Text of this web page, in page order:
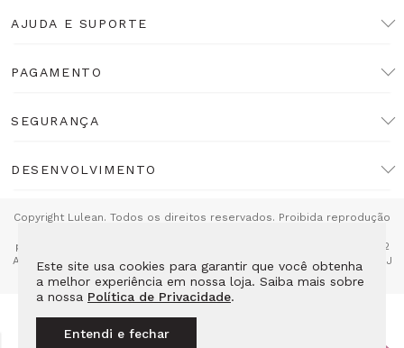
Este site usa cookies para garantir que você obtenha
a melhor experiência em nossa loja. Saiba mais sobre
a nossa Política de Privacidade.
Entendi e fechar
AJUDA E SUPORTE
PAGAMENTO
SEGURANÇA
DESENVOLVIMENTO
Copyright Lulean. Todos os direitos reservados. Proibida reprodução
prévio. Razão Social: LL10 Relojoaria Ltda - CNPJ: 14.495.839/0001-52
Av das Americas 4666 Loja 115E2 - Barra da Tijuca Rio de Janeiro - RJ
CEP: 22640-102